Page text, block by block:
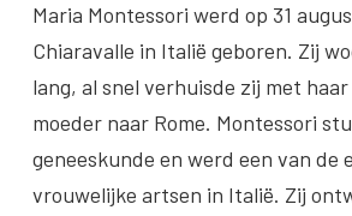
Maria Montessori werd op 31
Chiaravalle in Italië geboren. Zij
lang, al snel verhuisde zij met
moeder naar Rome. Montessori
geneeskunde en werd een van de
vrouwelijke artsen in Italië. Zij